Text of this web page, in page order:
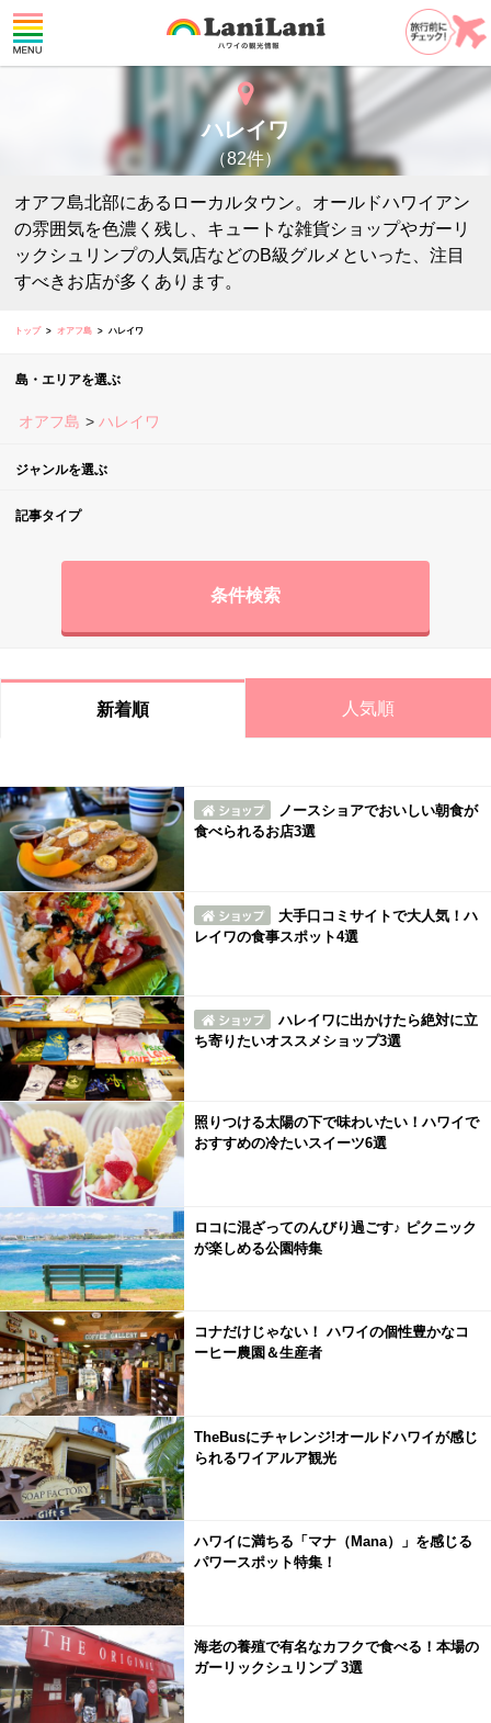
ハレイワ
（82件）
オアフ島北部にあるローカルタウン。オールドハワイアン
の雰囲気を色濃く残し、キュートな雑貨ショップやガーリ
ックシュリンプの人気店などのB級グルメといった、注目
すべきお店が多くあります。
トップ オアフ島 ハレイワ
島・エリアを選ぶ
オアフ島 ハレイワ
ジャンルを選ぶ
記事タイプ
条件検索
新着順 人気順
ノースショアでおいしい朝食が
食べられるお店3選
大手口コミサイトで大人気！ハ
レイワの食事スポット4選
ハレイワに出かけたら絶対に立
ち寄りたいオススメショップ3選
照りつける太陽の下で味わいたい！ハワイで
おすすめの冷たいスイーツ6選
ロコに混ざってのんびり過ごす♪ ピクニック
が楽しめる公園特集
コナだけじゃない！ ハワイの個性豊かなコ
ーヒー農園＆生産者
TheBusにチャレンジ!オールドハワイが感じ
られるワイアルア観光
ハワイに満ちる「マナ（Mana）」を感じる
パワースポット特集！
海老の養殖で有名なカフクで食べる！本場の
ガーリックシュリンプ 3選